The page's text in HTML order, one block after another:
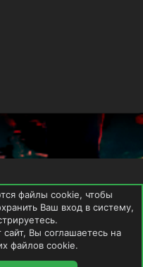
Помощь
на права загруженных
файлы cookie, чтобы
Ваш вход в систему,
сайт, Вы соглашаетесь на
файлов cookie.